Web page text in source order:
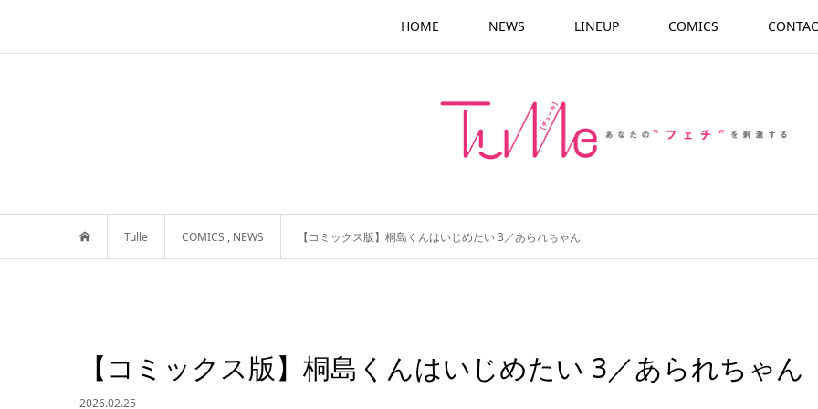
HOME NEWS LINEUP COMICS
Tulle COMICS , NEWS 【コミックス版】桐島くんはいじめたい 3／あられちゃん
【コミックス版】桐島くんはいじめたい 3／あられちゃん
2026.02.25